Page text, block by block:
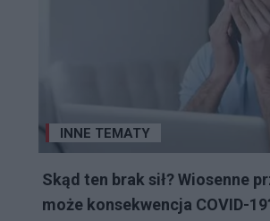
INNE TEMATY
Skąd ten brak sił? Wiosenne
może konsekwencja COVID-